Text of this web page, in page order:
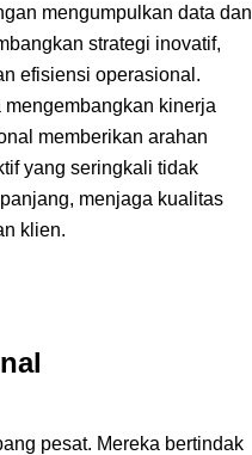
mengumpulkan data dan
strategi inovatif,
efisiensi operasional.
kinerja
memberikan arahan
yang seringkali tidak
menjaga kualitas
klien.
pesat. Mereka bertindak